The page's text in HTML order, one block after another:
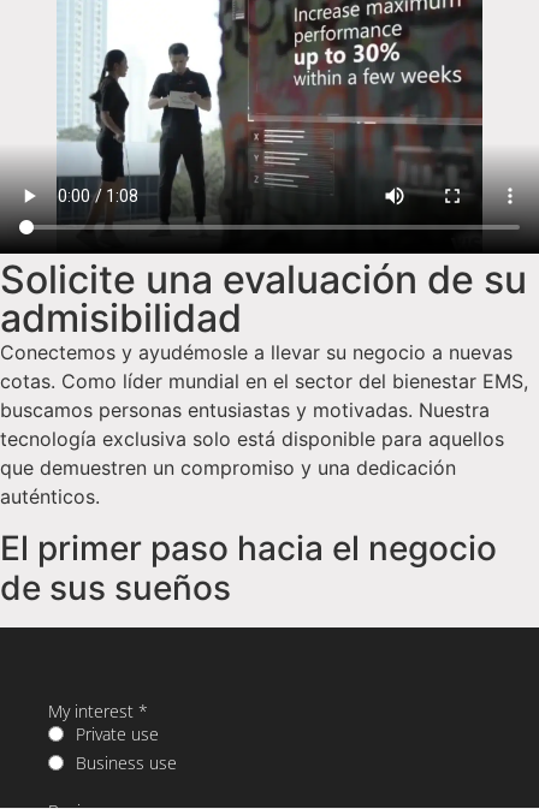
Solicite una evaluación de su
admisibilidad
Conectemos y ayudémosle a llevar su negocio a nuevas
cotas. Como líder mundial en el sector del bienestar EMS,
buscamos personas entusiastas y motivadas. Nuestra
tecnología exclusiva solo está disponible para aquellos
que demuestren un compromiso y una dedicación
auténticos.
El primer paso hacia el negocio
de sus sueños